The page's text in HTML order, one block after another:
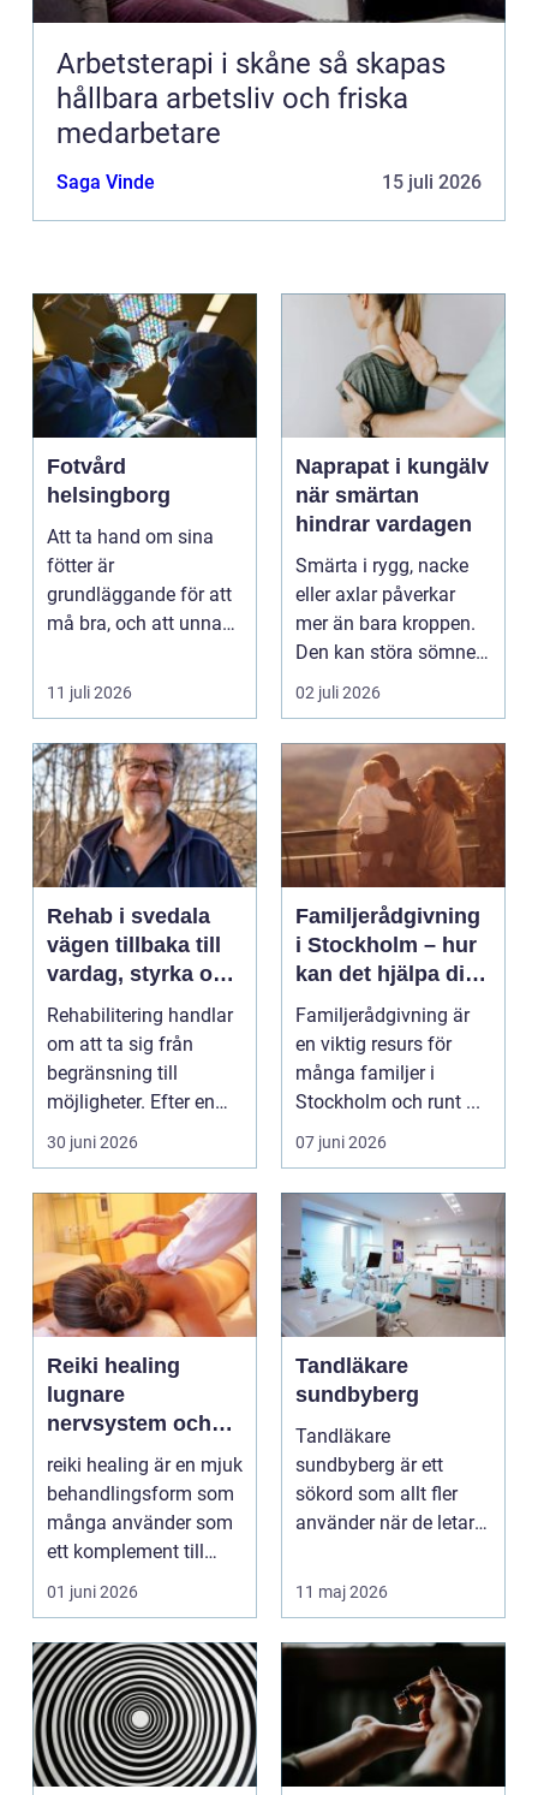
Arbetsterapi i skåne så skapas
hållbara arbetsliv och friska
medarbetare
Saga Vinde 15 juli 2026
Fotvård
helsingborg
Att ta hand om sina
fötter är
grundläggande för att
må bra, och att unna
fotvård k...
11 juli 2026
Naprapat i kungälv
när smärtan
hindrar vardagen
Smärta i rygg, nacke
eller axlar påverkar
mer än bara kroppen.
Den kan störa sömnen,
göra det svårt ...
02 juli 2026
Rehab i svedala
vägen tillbaka till
vardag, styrka och
balans
Rehabilitering handlar
om att ta sig från
begränsning till
möjligheter. Efter en
skada, sjukdom elle...
30 juni 2026
Familjerådgivning
i Stockholm – hur
kan det hjälpa dig
och din familj
Familjerådgivning är
en viktig resurs för
många familjer i
Stockholm och runt ...
07 juni 2026
Reiki healing
lugnare
nervsystem och
mer balans i
vardagen
reiki healing är en mjuk
behandlingsform som
många använder som
ett komplement till
annan vård. Foku...
01 juni 2026
Tandläkare
sundbyberg
Tandläkare
sundbyberg är ett
sökord som allt fler
använder när de letar
tillgänglig ...
11 maj 2026